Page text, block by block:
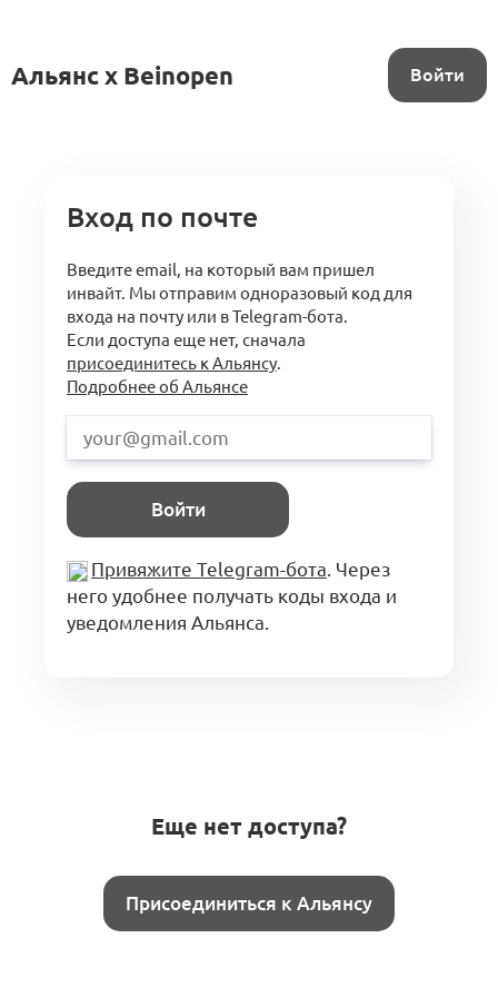
Альянс x Beinopen Войти
Вход по почте
Введите email, на который вам пришел
инвайт. Мы отправим одноразовый код для
входа на почту или в Telegram-бота.
Если доступа еще нет, сначала
присоединитесь к Альянсу.
Подробнее об Альянсе
Войти
Привяжите Telegram-бота. Через
него удобнее получать коды входа и
уведомления Альянса.
Еще нет доступа?
Присоединиться к Альянсу